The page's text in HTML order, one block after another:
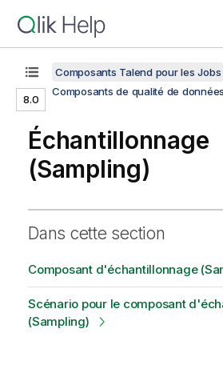
8.0
Composants Talend pour les Jobs
Composants de qualité de
Échantillonnage
(Sampling)
Dans cette section
Composant d'échantillonnage
Scénario pour le composant
(Sampling)